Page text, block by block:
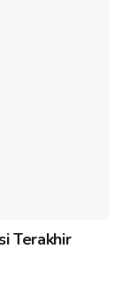
Terakhir